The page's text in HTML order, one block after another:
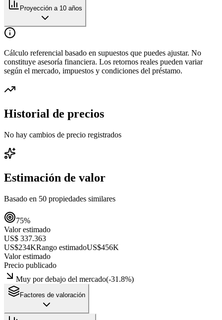
Proyección a 10 años
Cálculo referencial basado en supuestos que puedes ajustar. No
constituye asesoría financiera. Los retornos reales pueden variar
según el mercado, impuestos y condiciones del préstamo.
Historial de precios
No hay cambios de precio registrados
Estimación de valor
Basado en 50 propiedades similares
75%
Valor estimado
US$ 337.363
US$234KRango estimadoUS$456K
Valor estimado
Precio publicado
Muy por debajo del mercado(-31.8%)
Factores de valoración